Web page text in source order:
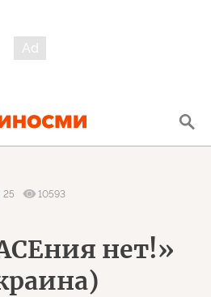
25
10593
нет!»